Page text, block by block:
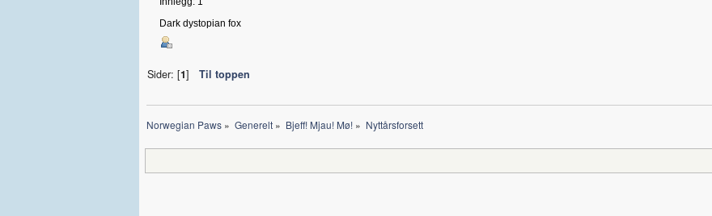
Dark dystopian fox
Sider: [1] Til toppen
Norwegian Paws » Generelt» Bjeff! Mjau! Mø!» Nyttårsforsett